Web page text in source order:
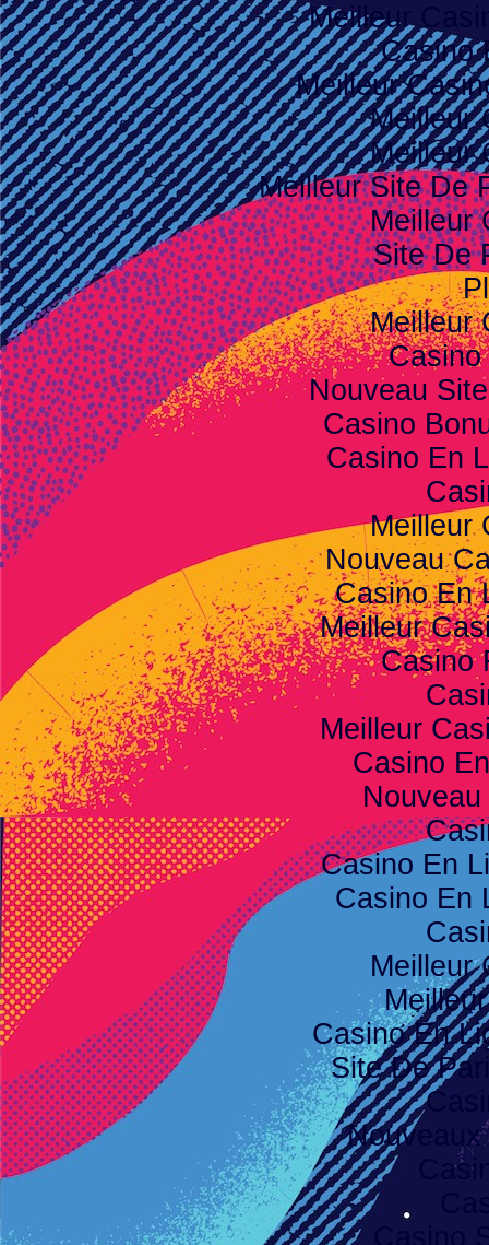
Meilleur
Casino
Meilleur
Meilleur
Meilleur
Meilleur Site De
Meilleur
Site De
Meilleur
Casino
Nouveau
Casino
Casino En
Meilleur
Nouveau
Casino En
Meilleur
Casino
Meilleur
Casino
Casino En
Casino En
Meilleur
Casino En
Site De